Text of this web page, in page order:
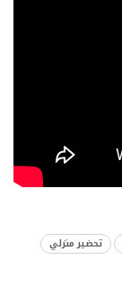
تحضير منزلي